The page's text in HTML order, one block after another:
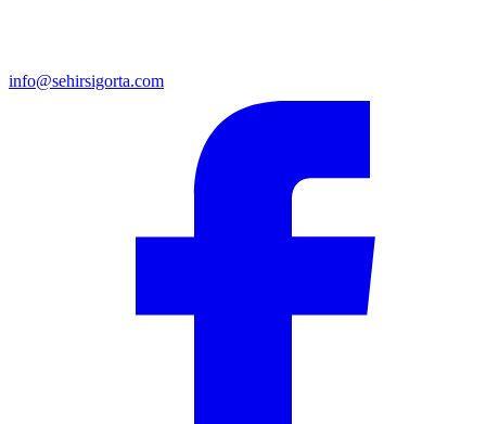
info@sehirsigorta.com